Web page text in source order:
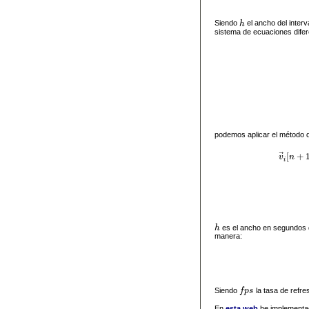
Siendo h
hel ancho del
sistema de ecuaciones
podemos aplicar el método
v⃗i [n +v →
h
hes el ancho en segundos
manera:
Siendo fps
fps la tasa de